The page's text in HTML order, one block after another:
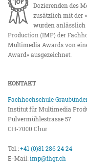
Dozierenden des
zusätzlich mit der
wurden
Production (IMP) der
Multimedia Awards von
Award» ausgezeichnet.
KONTAKT
Fachhochschule
Institut für Multimedia
Pulvermühlestrasse 57
CH-7000 Chur
Tel.:+41 (0)81 286 24 24
E-Mail:imp@fhgr.ch